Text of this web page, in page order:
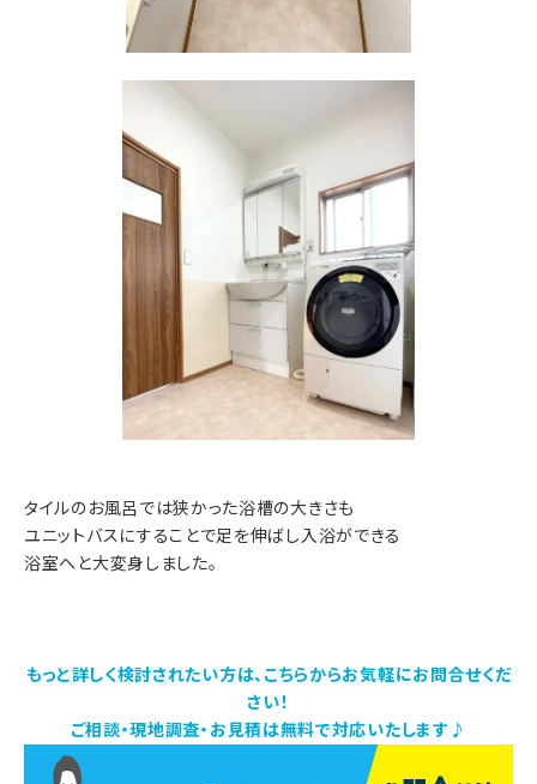
タイルのお風呂では狭かった浴槽の大きさも
ユニットバスにすることで足を伸ばし入浴ができる
浴室へと大変身しました。
もっと詳しく検討されたい方は、こちらからお気軽にお問合せくだ
さい！
ご相談・現地調査・お見積は無料で対応いたします♪